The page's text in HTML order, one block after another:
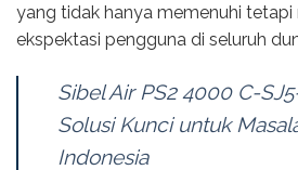
yang tidak hanya memenuhi tetapi
ekspektasi pengguna di seluruh
Sibel Air PS2 4000 C-
Solusi Kunci untuk
Indonesia